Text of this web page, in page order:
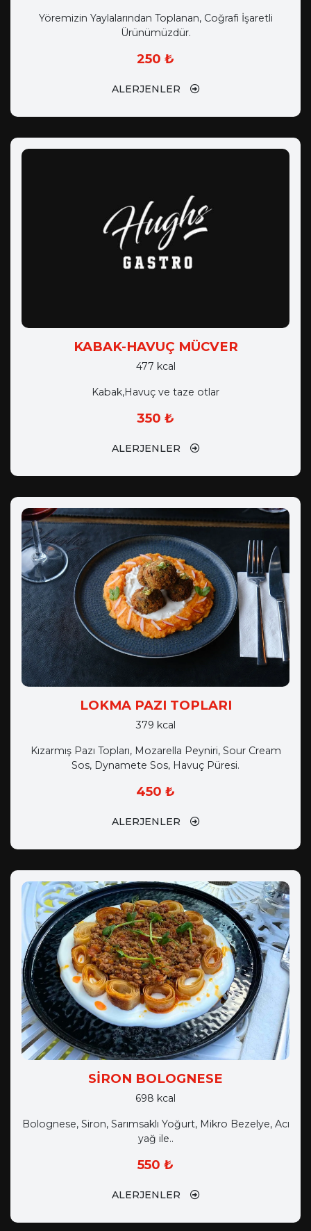
Yöremizin Yaylalarından Toplanan, Coğrafi İşaretli
Ürünümüzdür.
250 ₺
ALERJENLER
KABAK-HAVUÇ MÜCVER
477 kcal
Kabak,Havuç ve taze otlar
350 ₺
ALERJENLER
LOKMA PAZI TOPLARI
379 kcal
Kızarmış Pazı Topları, Mozarella Peyniri, Sour Cream
Sos, Dynamete Sos, Havuç Püresi.
450 ₺
ALERJENLER
SİRON BOLOGNESE
698 kcal
Bolognese, Siron, Sarımsaklı Yoğurt, Mikro Bezelye, Acı
yağ ile..
550 ₺
ALERJENLER